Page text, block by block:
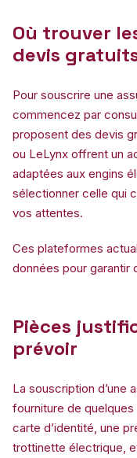
Où trouver
devis
Pour souscrire une
commencez par
proposent des devis
ou LeLynx offrent un
adaptées aux engins
sélectionner celle qui
vos attentes.
Ces plateformes
données pour
Pièces
prévoir
La souscription d’une
fourniture de
carte d’identité, une
trottinette électrique,